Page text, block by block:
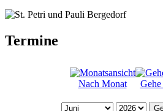
Termine
Nach Monat